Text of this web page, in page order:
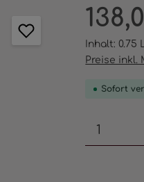
Regulärer
Inhalt:0.75
Preise inkl.
Sofort